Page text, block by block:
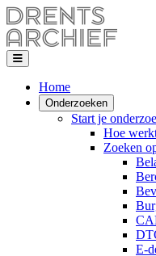
Home
Onderzoeken
Start je
Hoe
Zoeken
E-